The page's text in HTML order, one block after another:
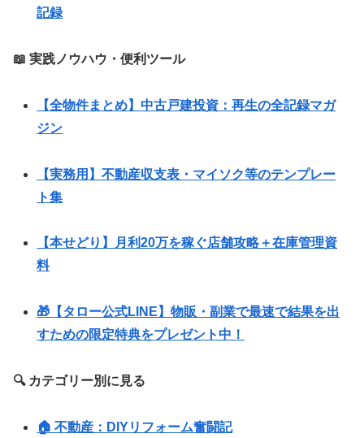
記録
📖 実践ノウハウ・便利ツール
【全物件まとめ】中古戸建投資：再生の全記録マガ
ジン
【実務用】不動産収支表・マイソク等のテンプレー
ト集
【本せどり】月利20万を稼ぐ店舗攻略＋在庫管理資
料
🎁【タロー公式LINE】物販・副業で最速で結果を出
すための限定特典をプレゼント中！
🔍 カテゴリー別に見る
🏠 不動産：DIYリフォーム奮闘記